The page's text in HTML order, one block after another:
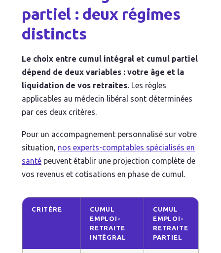
partiel : deux régimes
distincts
Le choix entre cumul intégral et cumul partiel
dépend de deux variables : votre âge et la
liquidation de vos retraites. Les règles
applicables au médecin libéral sont déterminées
par ces deux critères.
Pour un accompagnement personnalisé sur votre
situation, nos experts-comptables spécialisés en
santé peuvent établir une projection complète de
vos revenus et cotisations en phase de cumul.
CRITÈRE
CUMUL
EMPLOI-
RETRAITE
INTÉGRAL
CUMUL
EMPLOI-
RETRAITE
PARTIEL